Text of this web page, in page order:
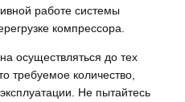
работе системы
компрессора.
осуществляться до тех
требуемое количество,
Не пытайтесь